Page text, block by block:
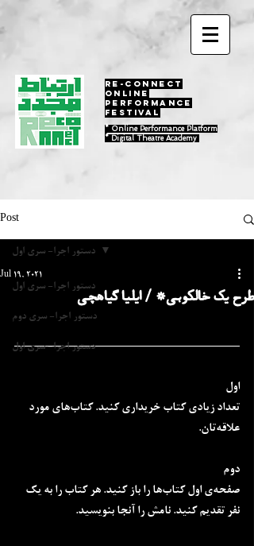
RE-Connect
ONLINE
PERFORMANCE
FESTIVAL
* Online Performance Platform
* Digital Theatre Academy
Post
دستور اجرا- سری اول
دستور اجرا- سری دوم
دستور اجرا- سری اول
دستور اجرا- سری اول
طرح یک خالکوبی* / ایلیا گیاهچی
Jul 19, 2021
اول
تعداد زیادی کتاب خریداری کنید. کتاب‌های مورد
علاقه‌تان.
دوم
صفحه‌ی اول کتاب‌ها را باز کنید. هر کتاب را به یک
نفر تقدیم کنید. نامش را آنجا بنویسید.